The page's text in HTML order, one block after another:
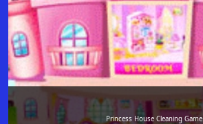
Princess House Cleaning Game